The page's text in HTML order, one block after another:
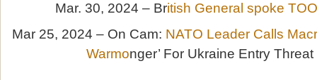
Mar. 30, 2024 – British General spoke
Mar 25, 2024 – On Cam: NATO Leader Calls
Warmonger’ For Ukraine Entry